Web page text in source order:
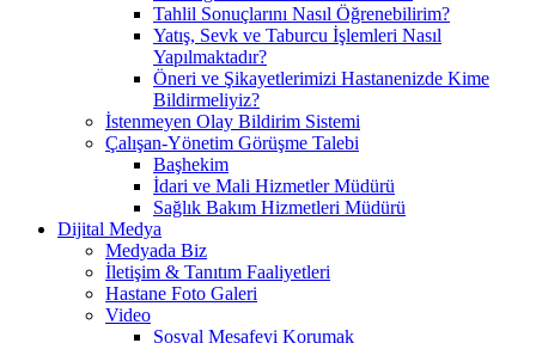
Tahlil Sonuçlarını Nasıl Öğrenebilirim?
Yatış, Sevk ve Taburcu İşlemleri Nasıl
Yapılmaktadır?
Öneri ve Şikayetlerimizi Hastanenizde Kime
Bildirmeliyiz?
İstenmeyen Olay Bildirim Sistemi
Çalışan-Yönetim Görüşme Talebi
Başhekim
İdari ve Mali Hizmetler Müdürü
Sağlık Bakım Hizmetleri Müdürü
Dijital Medya
Medyada Biz
İletişim & Tanıtım Faaliyetleri
Hastane Foto Galeri
Video
Sosyal Mesafeyi Korumak